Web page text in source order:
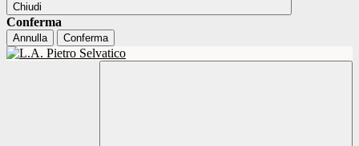
Chiudi
Conferma
Annulla Conferma